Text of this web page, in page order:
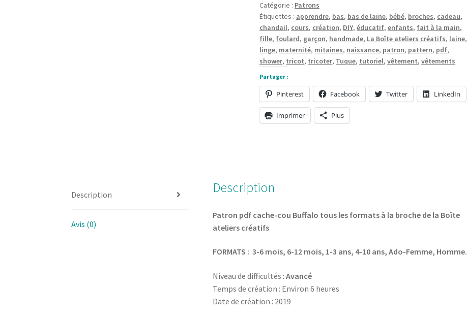
cou
Buffalo
tous
les
formats
à
la
broche
de
la
Catégorie : Patrons
Étiquettes : apprendre, bas, bas de laine, bébé, broches, cadeau,
chandail, cours, création, DIY,éducatif,enfants, fait à la main,
fille, foulard, garçon, handmade, La Boîte ateliers créatifs, laine,
linge, maternité, mitaines, naissance, patron, pattern, pdf,
shower, tricot, tricoter, Tuque, tutoriel,vêtement,vêtements
Partager :
Pinterest Facebook Twitter LinkedIn
Imprimer Plus
Description
Avis (0)
Description
Patron pdf cache-cou Buffalo tous les formats à la broche de la Boîte
ateliers créatifs
FORMATS : 3-6 mois, 6-12 mois, 1-3 ans, 4-10 ans, Ado-Femme, Homme.
Niveau de difficultés : Avancé
Temps de création : Environ 6 heures
Date de création : 2019